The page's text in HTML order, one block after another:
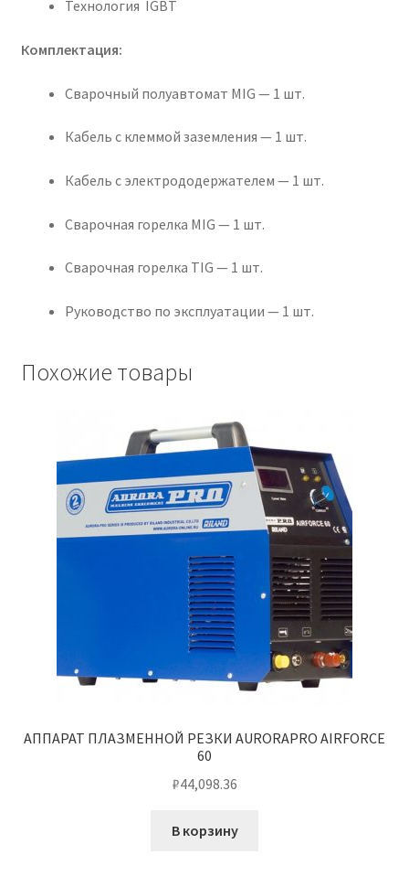
Технология IGBT
Комплектация:
Сварочный полуавтомат MIG — 1 шт.
Кабель с клеммой заземления — 1 шт.
Кабель с электрододержателем — 1 шт.
Сварочная горелка MIG — 1 шт.
Сварочная горелка TIG — 1 шт.
Руководство по эксплуатации — 1 шт.
Похожие товары
АППАРАТ ПЛАЗМЕННОЙ РЕЗКИ AURORAPRO AIRFORCE
60
₽44,098.36
В корзину